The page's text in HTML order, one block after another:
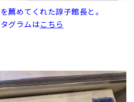
薦めてくれた諄子館長と。
グラムはこちら